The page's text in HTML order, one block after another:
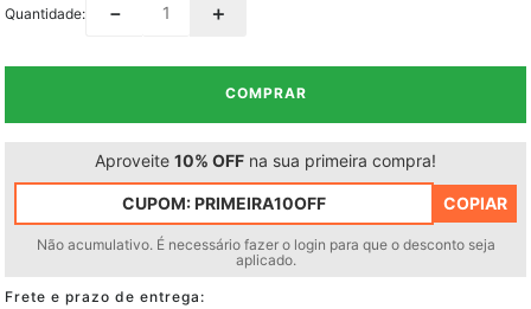
Quantidade ＋
－
COMPRAR
Aproveite 10% OFF na sua primeira compra!
CUPOM:PRIMEIRA10OFF COPIAR
Não acumulativo. É necessário fazer o login para que o desconto seja
aplicado.